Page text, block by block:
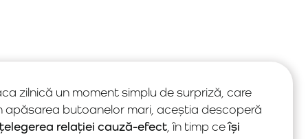
zilnică un moment simplu de surpriză, care
butoanelor mari, aceștia descoperă
relației cauză-efect, în timp ceîși